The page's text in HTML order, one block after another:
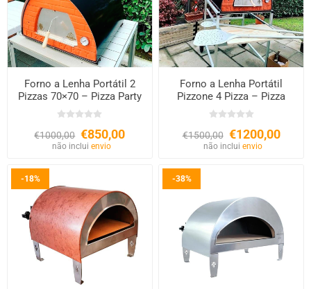
Forno a Lenha Portátil 2
Pizzas 70×70 – Pizza Party
€1000,00 €850,00
não inclui envio
Forno a Lenha Portátil
Pizzone 4 Pizza – Pizza
Party
€1500,00 €1200,00
não incluienvio
-18% -38%